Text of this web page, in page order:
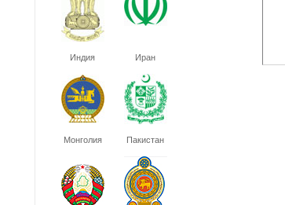
Индия Иран
Монголия Пакистан